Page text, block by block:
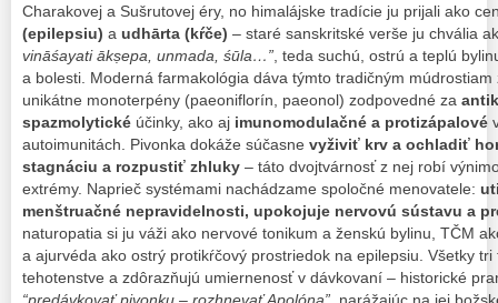
Charakovej a Sušrutovej éry, no himalájske tradície ju prijali ako
(epilepsiu) a udhārta (kŕče) – staré sanskritské verše ju chvália
vināśayati ākṣepa, unmada, śūla…” , teda suchú, ostrú a teplú
a bolesti. Moderná farmakológia dáva týmto tradičným
unikátne monoterpény (paeoniflorín, paeonol) zodpovedné za
spazmolytické účinky, ako aj imunomodulačné a protizápalové
autoimunitách. Pivonka dokáže súčasne vyživiť krv a ochladiť
stagnáciu a rozpustiť zhluky – táto dvojtvárnosť z nej robí
extrémy. Naprieč systémami nachádzame spoločné menovatele:
menštruačné nepravidelnosti, upokojuje nervovú sústavu a
naturopatia si ju váži ako nervové tonikum a ženskú bylinu, TČM
a ajurvéda ako ostrý protikŕčový prostriedok na epilepsiu. Všetky
tehotenstve a zdôrazňujú umiernenosť v dávkovaní – historické
“predávkovať pivonku – rozhnevať Apolóna” , narážajúc na jej